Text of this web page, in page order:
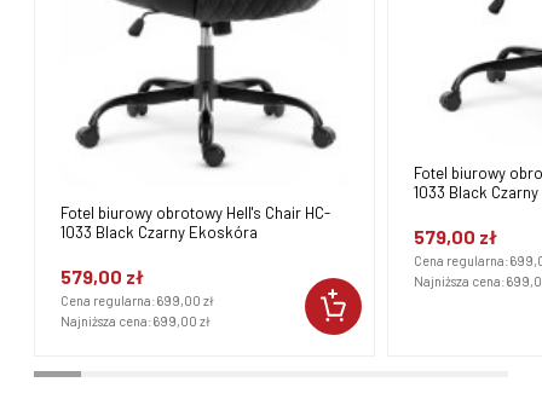
Fotel biurowy obrotowy Hell's Chair HC-
1033 Black Czarny Ekoskóra
579,00 zł
Cena regularna:699,00 zł
Najniższa cena:699,00 zł
Fotel biurowy
1033 Black
579,00 zł
Cena regularna:
Najniższa cena: